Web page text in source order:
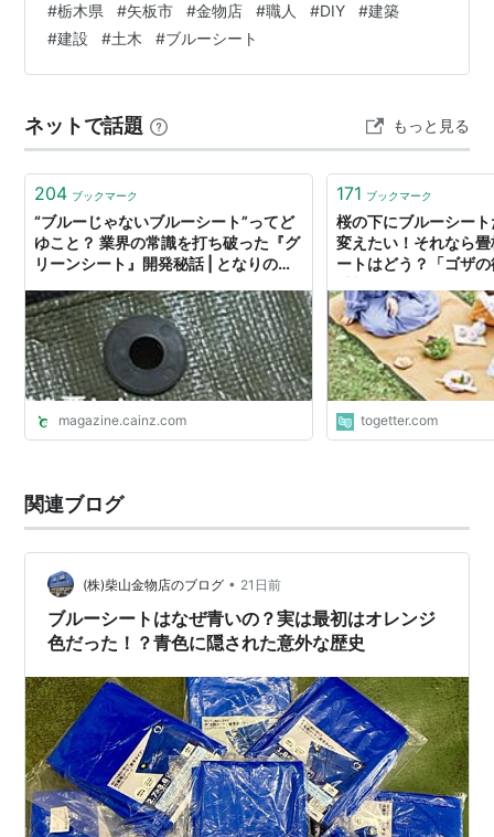
同じ青色。 厚さも同じ#3000。 それなら、安い方で十分
な気もしますよね。 ところが実際には、#3000と書かれ
ているからといって、すべての性能や作りが同じとは限
値段に違いが出るのか についてお話しします😊 目次 ・
そもそ…
#栃木県 #矢板市 #金物店 #職人 #DIY #建築
#建設 #土木 #ブルーシート
ネットで話題 もっと見る
204 ブックマーク
“ブルーじゃないブルーシート”ってど
ゆこと？ 業界の常識を打ち破った『グ
リーンシート』開発秘話 | となりのカ
magazine.cainz.com
171 ブックマーク
桜の下にブルーシー
変えたい！それなら
ートはどう？「ゴザ
togetter.com
関連ブログ
(株)柴山金物店のブログ • 21日前
ブルーシートはなぜ青いの？実は最初はオレンジ
色だった！？青色に隠された意外な歴史